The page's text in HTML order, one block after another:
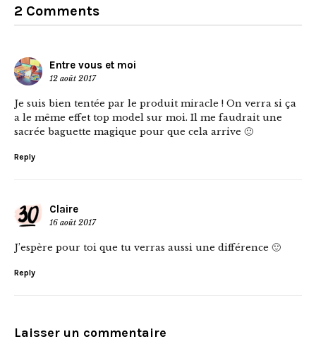
2 Comments
Entre vous et moi
12 août 2017
Je suis bien tentée par le produit miracle ! On verra si ça
a le même effet top model sur moi. Il me faudrait une
sacrée baguette magique pour que cela arrive 🙂
Reply
Claire
16 août 2017
J’espère pour toi que tu verras aussi une différence 🙂
Reply
Laisser un commentaire